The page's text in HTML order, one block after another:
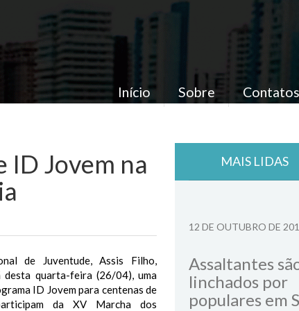
Início Sobre Contatos
ID Jovem na
de Juventude, Assis Filho,
desta quarta-feira (26/04), uma
ID Jovem para centenas de
da XV Marcha dos
MAIS LIDAS
12 DE OUTUBRO DE
Assaltantes
linchados por
populares em